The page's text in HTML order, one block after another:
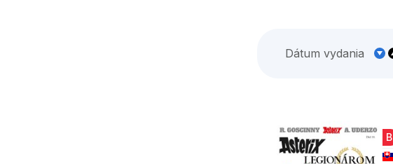
Dátum vydania
B